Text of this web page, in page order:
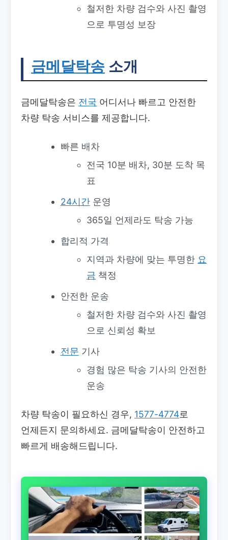
철저한 차량 검수와 사진 촬영
으로 투명성 보장
금메달탁송 소개
금메달탁송은 전국 어디서나 빠르고 안전한
차량 탁송 서비스를 제공합니다.
빠른 배차
전국 10분 배차, 30분 도착 목
표
24시간운영
365일 언제라도 탁송 가능
합리적 가격
지역과 차량에 맞는 투명한 요
금 책정
안전한 운송
철저한 차량 검수와 사진 촬영
으로 신뢰성 확보
전문 기사
경험 많은 탁송 기사의 안전한
운송
차량 탁송이 필요하신 경우, 1577-4774로
언제든지 문의하세요. 금메달탁송이 안전하고
빠르게 배송해드립니다.